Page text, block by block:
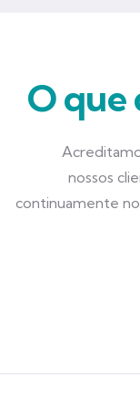
O que
nossos
continuamente